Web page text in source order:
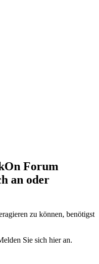
Forum
an oder
zu können, benötigst
Sie sich hier an.